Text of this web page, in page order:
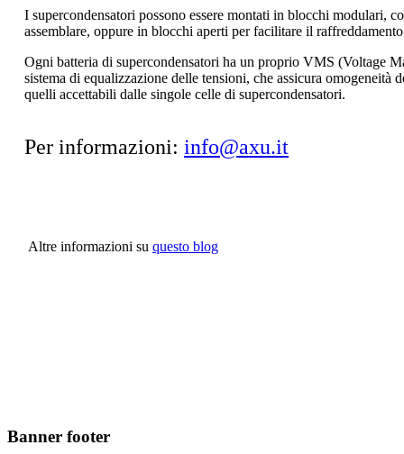
I supercondensatori possono essere montati in blocchi modulari,
assemblare, oppure in blocchi aperti per facilitare il
Ogni batteria di supercondensatori ha un proprio VMS (Voltage
sistema di equalizzazione delle tensioni, che assicura
quelli accettabili dalle singole celle di supercondensatori.
Per informazioni: info@axu.it
Altre informazioni su questo blog
Banner footer